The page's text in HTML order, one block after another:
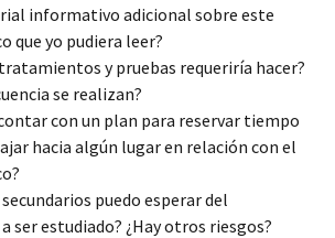
informativo adicional sobre este
que yo pudiera leer?
y pruebas requeriría hacer?
se realizan?
con un plan para reservar tiempo
hacia algún lugar en relación con el
puedo esperar del
ser estudiado? ¿Hay otros riesgos?